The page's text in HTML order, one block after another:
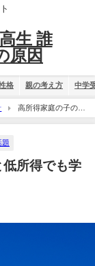
生 誰
原因
格 親の考え方 中学
高所得家庭の子の成
題
所得でも学